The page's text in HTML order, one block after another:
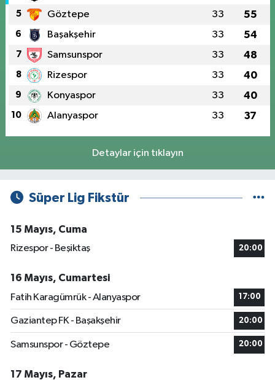
5 Göztepe 33 55
6 Başakşehir 33 54
7 Samsunspor 33 48
8 Rizespor 33 40
9 Konyaspor 33 40
10 Alanyaspor 33 37
Detaylar için tıklayın
Süper Lig Fikstür
15 Mayıs, Cuma
Rizespor - Beşiktaş
20:00
16 Mayıs, Cumartesi
Fatih Karagümrük - Alanyaspor
17:00
Gaziantep FK - Başakşehir 20:00
Samsunspor - Göztepe 20:00
17 Mayıs, Pazar